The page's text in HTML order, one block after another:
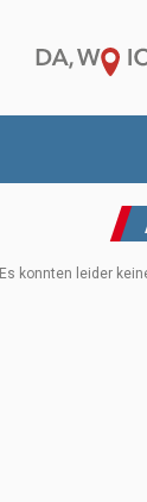
Es konnten leider